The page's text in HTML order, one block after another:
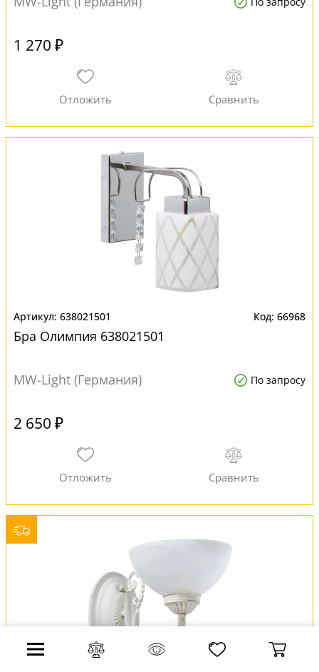
1 270 ₽
638021501 66968
Бра Олимпия 638021501
MW-Light (Германия) По запросу
2 650 ₽